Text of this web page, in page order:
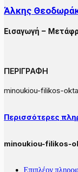
Άλκης
Εισαγωγή –
ΠΕΡΙΓΡΑΦΗ
minoukiou-filikos-
Περισσότερες
minoukiou-filikos-
Επιπλέον